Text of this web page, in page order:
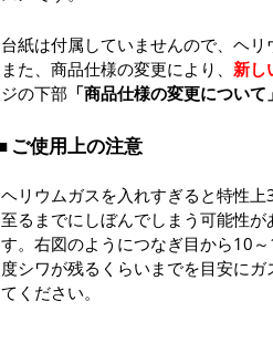
台紙は付属していませんので、ヘリ
また、商品仕様の変更により、 新し
ジの下部 「商品仕様の変更について」
ご使用上の注意
ヘリウムガスを入れすぎると特性上
至るまでにしぼんでしまう可能性が
す。右図のようにつなぎ目から10
度シワが残るくらいまでを目安にガ
てください。